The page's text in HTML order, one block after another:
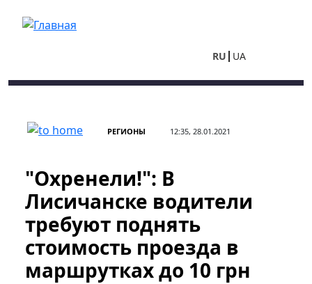
RU UA
РЕГИОНЫ 12:35, 28.01.2021
"Охренели!": В
Лисичанске водители
требуют поднять
стоимость проезда в
маршрутках до 10 грн